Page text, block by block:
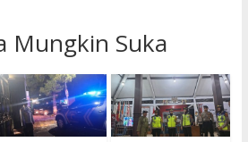
Mungkin Suka